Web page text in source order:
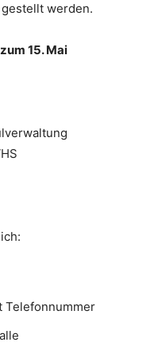
werden.
15. Mai
Telefonnummer